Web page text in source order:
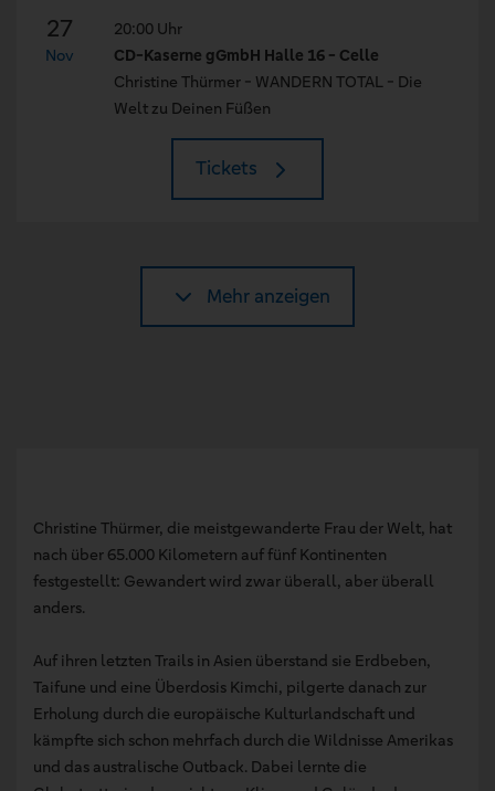
27
Nov
20:00 Uhr
CD-Kaserne gGmbH Halle 16 - Celle
Christine Thürmer - WANDERN TOTAL - Die
Welt zu Deinen Füßen
Tickets
Mehr anzeigen
Christine Thürmer, die meistgewanderte Frau der Welt, hat
nach über 65.000 Kilometern auf fünf Kontinenten
festgestellt: Gewandert wird zwar überall, aber überall
anders.
Auf ihren letzten Trails in Asien überstand sie Erdbeben,
Taifune und eine Überdosis Kimchi, pilgerte danach zur
Erholung durch die europäische Kulturlandschaft und
kämpfte sich schon mehrfach durch die Wildnisse Amerikas
und das australische Outback. Dabei lernte die